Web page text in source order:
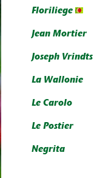
Floriliege
Jean Mortier
Joseph Vrindts
La Wallonie
Le Carolo
Le Postier
Negrita